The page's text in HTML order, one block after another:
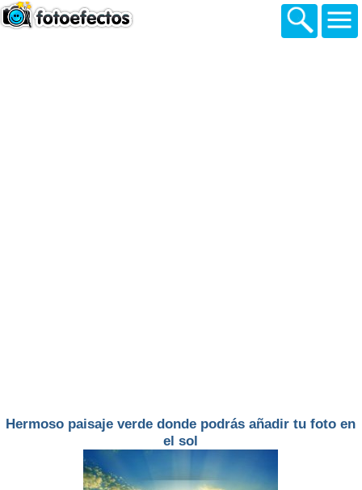
Hermoso paisaje verde donde podrás añadir tu foto en
el sol